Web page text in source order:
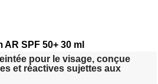
SPF 50+ 30 ml
pour le visage, conçue
et réactives sujettes aux